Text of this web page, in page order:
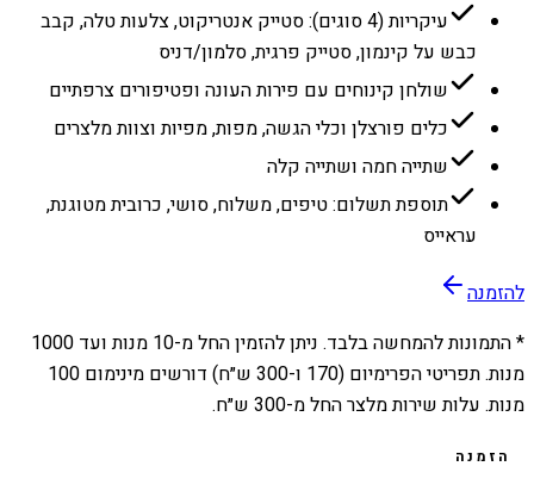
עיקריות (4 סוגים): סטייק אנטריקוט, צלעות טלה, קבב
כבש על קינמון, סטייק פרגית, סלמון/דניס
שולחן קינוחים עם פירות העונה ופטיפורים צרפתיים
כלים פורצלן וכלי הגשה, מפות, מפיות וצוות מלצרים
שתייה חמה ושתייה קלה
תוספת תשלום: טיפים, משלוח, סושי, כרובית מטוגנת,
עראייס
להזמנה
* התמונות להמחשה בלבד. ניתן להזמין החל מ-10 מנות ועד 1000
מנות. תפריטי הפרימיום (170 ו-300 ש״ח) דורשים מינימום 100
מנות. עלות שירות מלצר החל מ-300 ש״ח.
הזמנה